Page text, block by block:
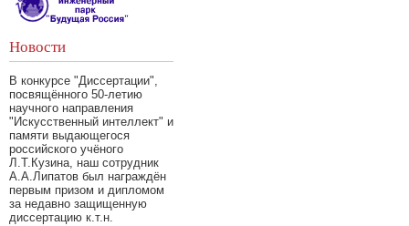
Новости
В конкурсе "Диссертации",
посвящённого 50-летию
научного направления
"Искусственный интеллект" и
памяти выдающегося
российского учёного
Л.Т.Кузина, наш сотрудник
А.А.Липатов был награждён
первым призом и дипломом
за недавно защищенную
диссертацию к.т.н.